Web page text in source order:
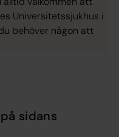
Universitetssjukhus i
behöver någon att
sidans